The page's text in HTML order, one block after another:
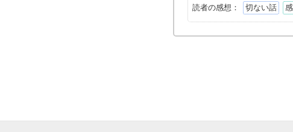
読者の感想： 切ない話